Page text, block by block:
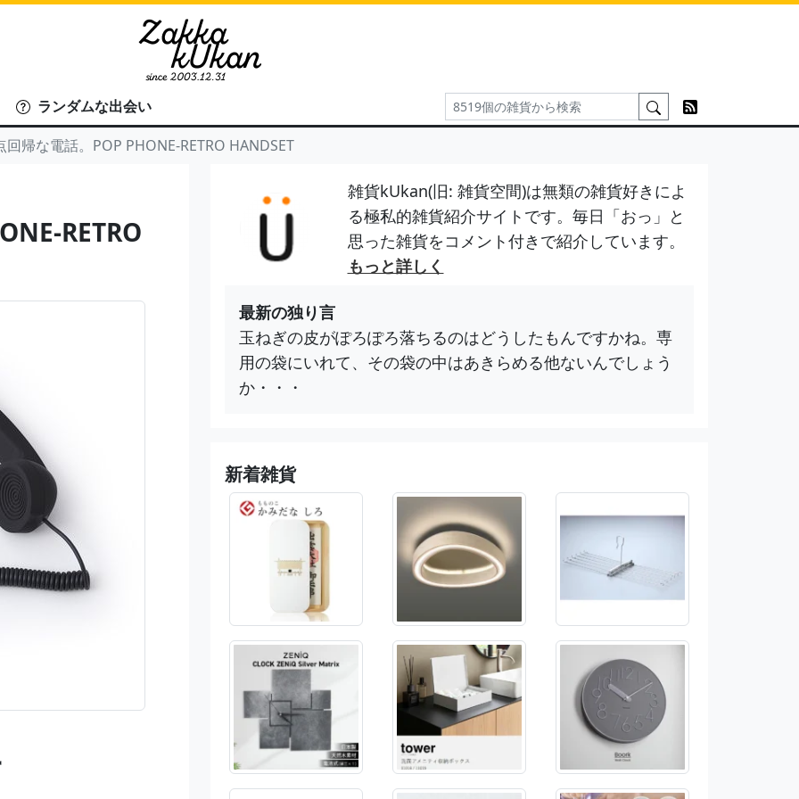
ランダムな出会い
回帰な電話。POP PHONE-RETRO HANDSET
RETRO
雑貨kUkan(旧: 雑貨空間)は無類の雑貨好きによ
る極私的雑貨紹介サイトです。毎日「おっ」と
思った雑貨をコメント付きで紹介しています。
もっと詳しく
最新の独り言
玉ねぎの皮がぽろぽろ落ちるのはどうしたもんですかね。専
用の袋にいれて、その袋の中はあきらめる他ないんでしょう
か・・・
新着雑貨